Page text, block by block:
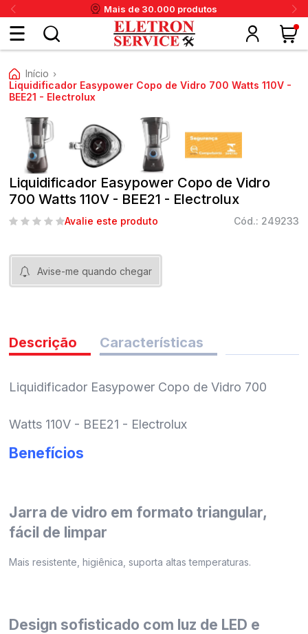
Mais de 30.000 produtos
login
Cadastre-
se
PanexKrups TaiffFaetDaneva Eletrolux DeWaltLayr
Início ›
Liquidificador Easypower Copo de Vidro 700 Watts 110V -
BEE21 - Electrolux
Liquidificador Easypower Copo de Vidro
700 Watts 110V - BEE21 - Electrolux
Avalie este produto Cód.: 249233
Avise-me quando chegar
Descrição
Liquidificador Easypower Copo de Vidro 700
Watts 110V - BEE21 - Electrolux
Benefícios
Jarra de vidro em formato triangular,
fácil de limpar
Mais resistente, higiênica, suporta altas temperaturas.
Design sofisticado com luz de LED e
Características